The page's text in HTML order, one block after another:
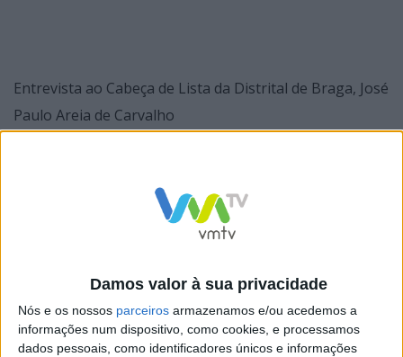
Damos valor à sua privacidade
Nós e os nossos parceiros armazenamos e/ou acedemos a
informações num dispositivo, como cookies, e processamos
dados pessoais, como identificadores únicos e informações
Entrevista ao Cabeça de Lista da Distrital de Braga, José
Paulo Areia de Carvalho
Manuel Monteiro
entra em força na
campanha do
CDS-PP em Braga
CDS defende
ADSE para os
bombeiros
voluntários